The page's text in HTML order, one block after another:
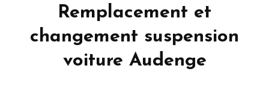
Remplacement et
changement suspension
voiture Audenge